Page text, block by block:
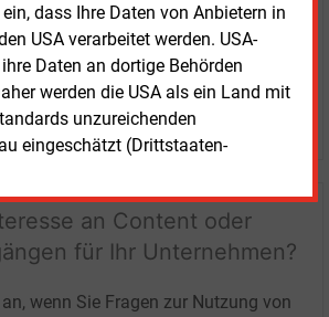
dass Ihre Daten von Anbietern in
USA verarbeitet werden. USA-
Daten an dortige Behörden
werden die USA als ein Land mit
unzureichenden
eingeschätzt (Drittstaaten-
an Content oder
für Ihr Unternehmen?
wenn Sie Fragen zur Nutzung von